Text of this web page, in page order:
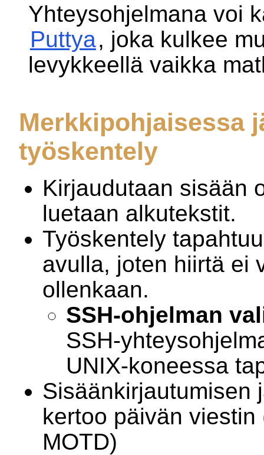
Yhteysohjelmana voi
Puttya, joka kulkee
levykkeellä vaikka
Merkkipohjaisessa
työskentely
Kirjaudutaan sisään
luetaan alkutekstit.
Työskentely
avulla, joten hiirtä ei
ollenkaan.
SSH-ohjelman
SSH-
UNIX-koneessa
Sisäänkirjautumisen
kertoo päivän
MOTD)